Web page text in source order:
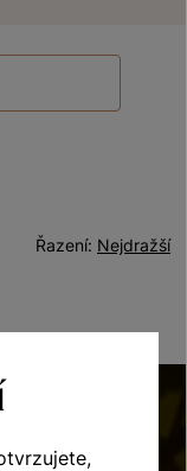
Nejdražší
Řazení: